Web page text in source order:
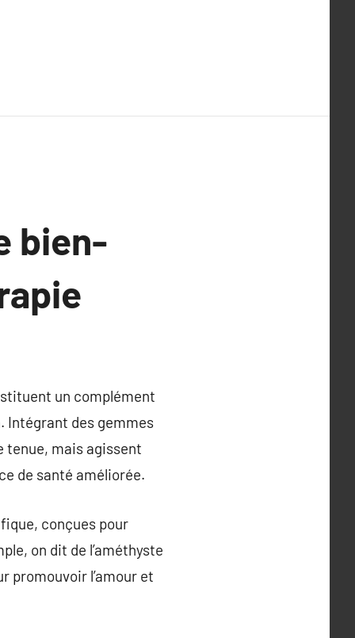
bien-
un complément
Intégrant des gemmes
tenue, mais agissent
de santé améliorée.
conçues pour
on dit de l’améthyste
promouvoir l’amour et